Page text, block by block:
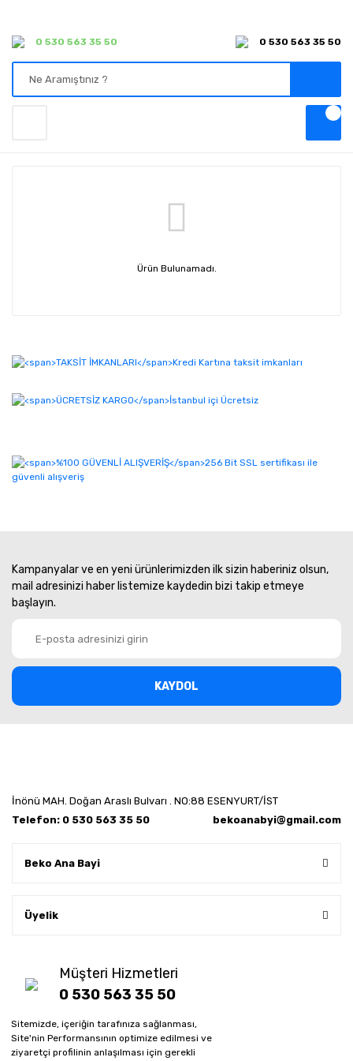
Sitemizde, içeriğin tarafınıza sağlanması,
Site'nin Performansının optimize edilmesi ve
ziyaretçi profilinin anlaşılması için gerekli
0 530 563 35 50 0 530 563 35 50
Ürün Bulunamadı.
Kampanyalar ve en yeni ürünlerimizden ilk sizin haberiniz olsun,
mail adresinizi haber listemize kaydedin bizi takip etmeye
başlayın.
KAYDOL
İnönü MAH. Doğan Araslı Bulvarı . NO:88 ESENYURT/İST
Telefon: 0 530 563 35 50
bekoanabyi@gmail.com
Beko Ana Bayi
Üyelik
Müşteri Hizmetleri
0 530 563 35 50
Whatsapp sipariş hattı
0 530 563 35 50